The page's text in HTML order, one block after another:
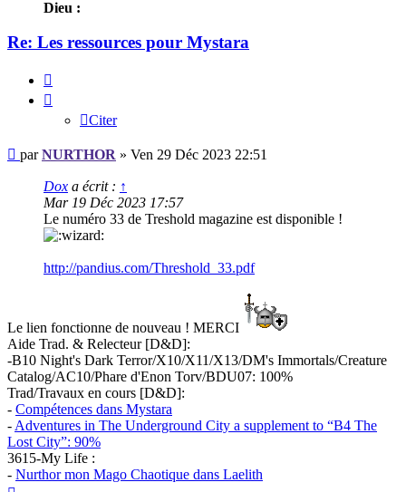
Dieu :
Re: Les ressources pour Mystara
Citer
Message
parNURTHOR » Ven 29 Déc 2023 22:51
Dox a écrit : ↑
Mar 19 Déc 2023 17:57
Le numéro 33 de Treshold magazine est disponible !
http://pandius.com/Threshold_33.pdf
Le lien fonctionne de nouveau ! MERCI
Aide Trad. & Relecteur [D&D]:
-B10 Night's Dark Terror/X10/X11/X13/DM's Immortals/Creature
Catalog/AC10/Phare d'Enon Torv/BDU07: 100%
Trad/Travaux en cours [D&D]:
- Compétences dans Mystara
- Adventures in The Underground City a supplement to “B4 The
Lost City”: 90%
3615-My Life :
- Nurthor mon Mago Chaotique dans Laelith